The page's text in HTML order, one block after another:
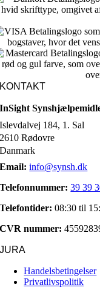
KONTAKT
InSight
Islevdalvej 184, 1. Sal
2610 Rødovre
Danmark
Email: info@synsh.dk
Telefonnummer: 39 39
Telefontider: 08:30 til
CVR nummer:
JURA
Handelsbetingelser
Privatlivspolitik